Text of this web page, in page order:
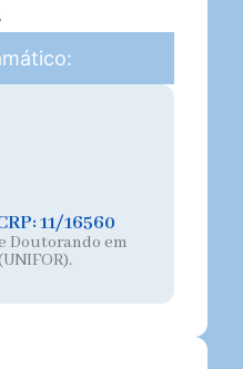
11/16560
Doutorando em